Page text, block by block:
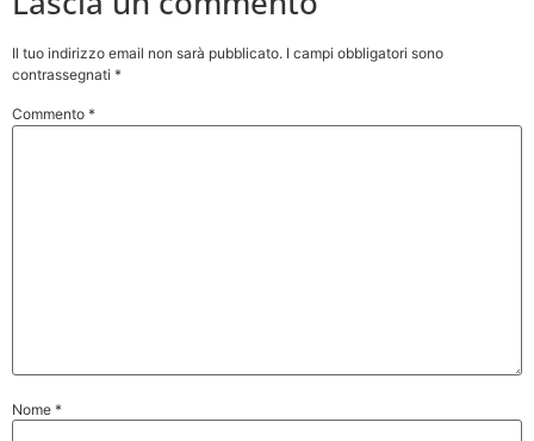
Il tuo indirizzo email non sarà pubblicato. I campi obbligatori sono
contrassegnati *
Commento *
Nome *